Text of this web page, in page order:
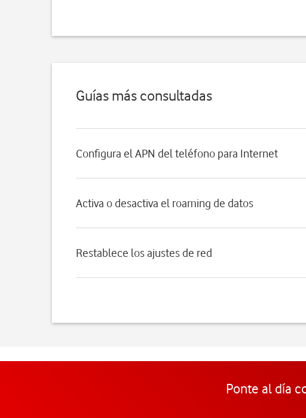
Guías más consultadas
Configura el APN del teléfono para Internet
Activa o desactiva el roaming de datos
Restablece los ajustes de red
Ponte al día